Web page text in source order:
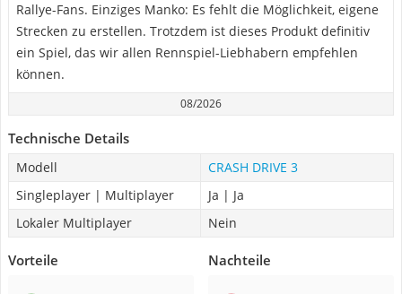
Rallye-Fans. Einziges Manko: Es fehlt die Möglichkeit, eigene
Strecken zu erstellen. Trotzdem ist dieses Produkt definitiv
ein Spiel, das wir allen Rennspiel-Liebhabern empfehlen
können.
08/2026
Technische Details
Modell
CRASH DRIVE 3
Singleplayer | Multiplayer
Ja | Ja
Lokaler Multiplayer
Nein
Vorteile Nachteile